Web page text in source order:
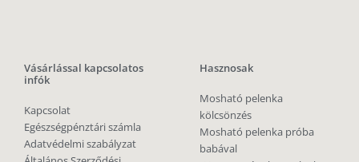
Vásárlással kapcsolatos
infók
Kapcsolat
Egészségpénztári számla
Adatvédelmi szabályzat
Hasznosak
Mosható pelenka
kölcsönzés
Mosható pelenka próba
babával